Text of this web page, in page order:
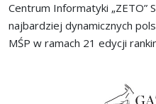
Centrum Informatyki „ZETO”
najbardziej dynamicznych
MŚP w ramach 21 edycji